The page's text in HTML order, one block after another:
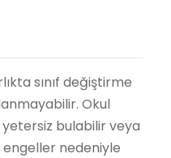
sınıf değiştirme
Okul
bulabilir veya
engeller nedeniyle